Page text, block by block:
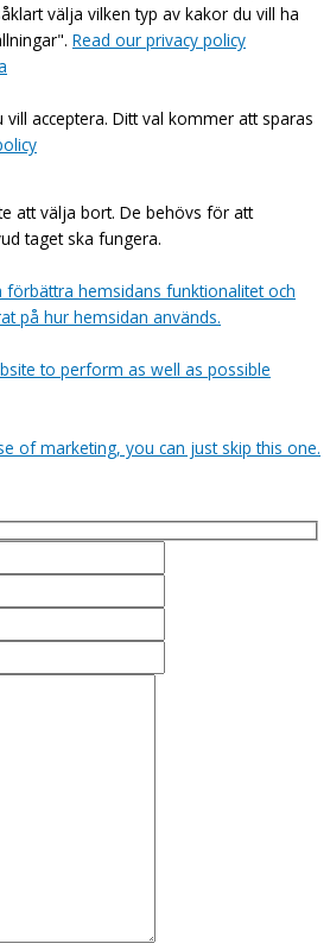
välja vilken typ av kakor du vill ha
Read our privacy policy
acceptera. Ditt val kommer att sparas
att välja bort. De behövs för att
taget ska fungera.
förbättra hemsidans funktionalitet och
på hur hemsidan används.
to perform as well as possible
of marketing, you can just skip this one.